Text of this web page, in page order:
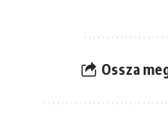
Ossza